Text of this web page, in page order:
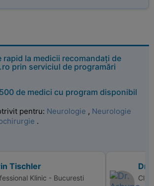
rapid la medicii recomandați de
prin serviciul de programări
de medici cu program disponibil
pentru: Neurologie , Neurologie
.
Tischler
Klinic - Bucuresti
Dr.